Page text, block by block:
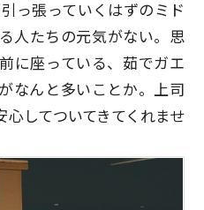
っ張っていくはずのミド
人たちの元気がない。思
に座っている、茹でガエ
なんと多いことか。上司
してついてきてくれませ